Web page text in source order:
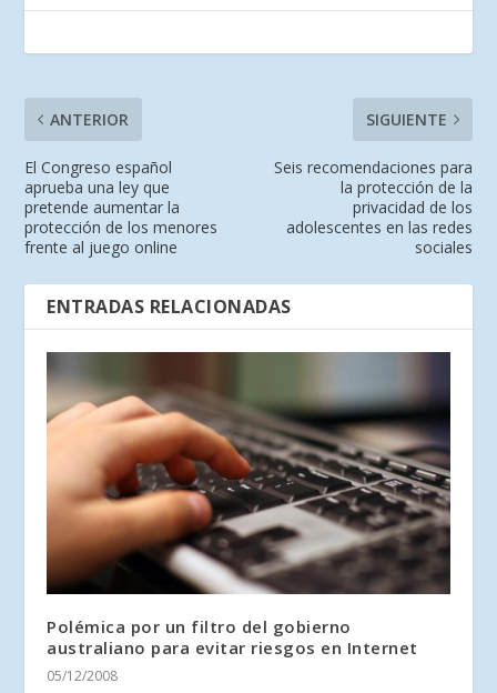
ANTERIOR
El Congreso español
aprueba una ley que
pretende aumentar la
protección de los menores
frente al juego online
SIGUIENTE
Seis recomendaciones para
la protección de la
privacidad de los
adolescentes en las redes
sociales
ENTRADAS RELACIONADAS
Polémica por un filtro del gobierno
australiano para evitar riesgos en Internet
05/12/2008